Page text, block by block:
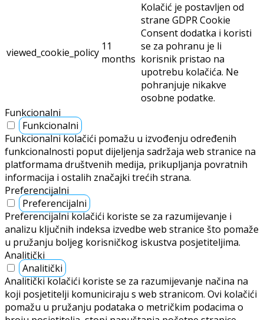
viewed_cookie_policy 11
months
Kolačić je postavljen od
strane GDPR Cookie
Consent dodatka i koristi
se za pohranu je li
korisnik pristao na
upotrebu kolačića. Ne
pohranjuje nikakve
osobne podatke.
Funkcionalni
Funkcionalni
Funkcionalni kolačići pomažu u izvođenju određenih
funkcionalnosti poput dijeljenja sadržaja web stranice na
platformama društvenih medija, prikupljanja povratnih
informacija i ostalih značajki trećih strana.
Preferencijalni
Preferencijalni
Preferencijalni kolačići koriste se za razumijevanje i
analizu ključnih indeksa izvedbe web stranice što pomaže
u pružanju boljeg korisničkog iskustva posjetiteljima.
Analitički
Analitički
Analitički kolačići koriste se za razumijevanje načina na
koji posjetitelji komuniciraju s web stranicom. Ovi kolačići
pomažu u pružanju podataka o metričkim podacima o